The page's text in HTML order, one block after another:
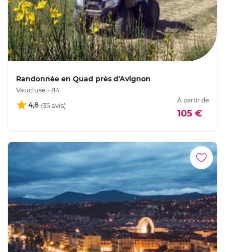
Randonnée en Quad près d'Avignon
Vaucluse - 84
4,8
À partir de
105 €